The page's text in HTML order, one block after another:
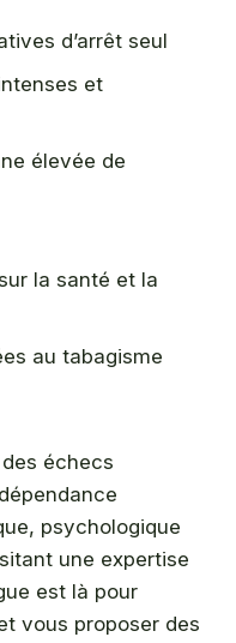
d’arrêt seul
et
élevée de
la santé et la
au tabagisme
échecs
psychologique
une expertise
est là pour
vous proposer des